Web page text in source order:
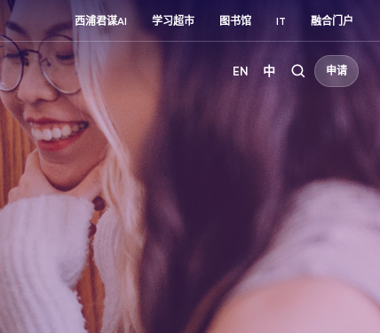
西浦君谋AI 学习超市 图书馆 IT 融合门户
EN 中 申请